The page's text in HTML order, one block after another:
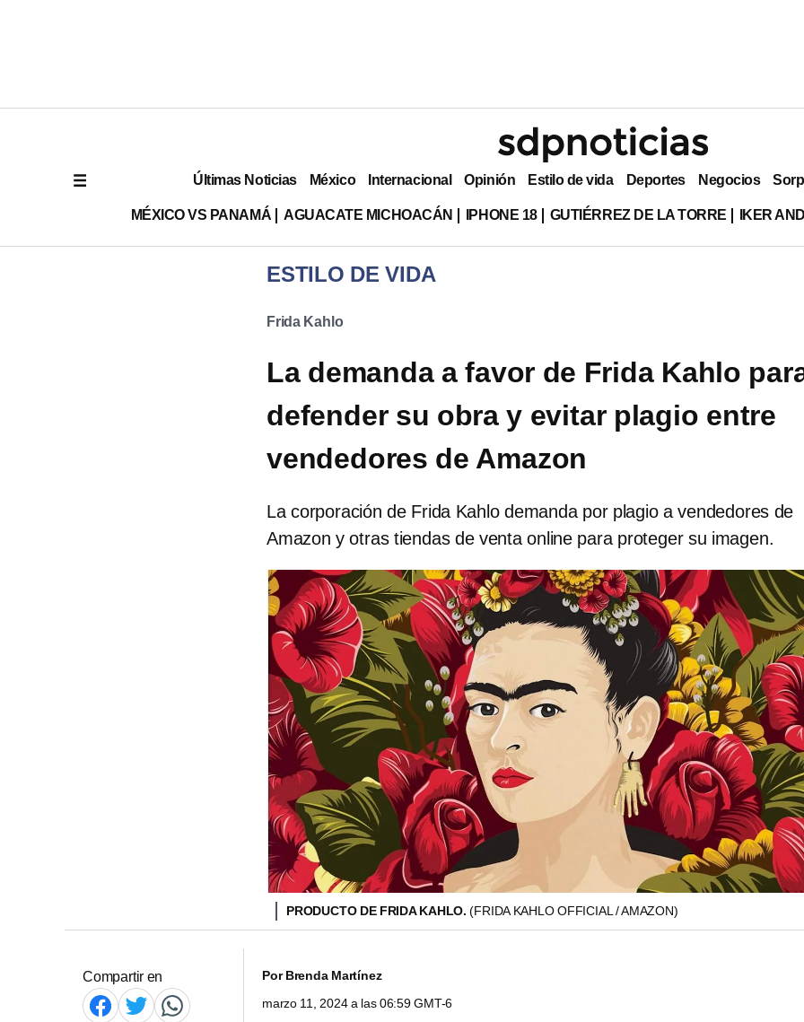
Últimas Noticias México Internacional Opinión Estilo de vida Deportes Negocios
MÉXICO VS PANAMÁ AGUACATE MICHOACÁN IPHONE 18 GUTIÉRREZ DE LA TORRE IKER
ESTILO DE VIDA
Frida Kahlo
La demanda a favor de Frida Kahlo
defender su obra y evitar plagio entre
vendedores de Amazon
La corporación de Frida Kahlo demanda por plagio a vendedores de
Amazon y otras tiendas de venta online para proteger su imagen.
PRODUCTO DE FRIDA KAHLO.(FRIDA KAHLO OFFICIAL / AMAZON)
Compartir en PorBrenda Martínez
marzo 11, 2024 a las 06:59 GMT-6